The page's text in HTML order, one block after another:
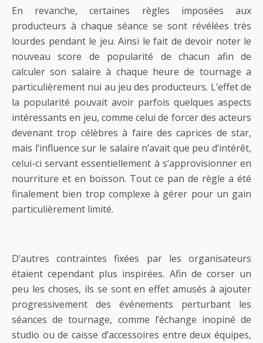
En revanche, certaines règles imposées aux
producteurs à chaque séance se sont révélées très
lourdes pendant le jeu. Ainsi le fait de devoir noter le
nouveau score de popularité de chacun afin de
calculer son salaire à chaque heure de tournage a
particulièrement nui au jeu des producteurs. L’effet de
la popularité pouvait avoir parfois quelques aspects
intéressants en jeu, comme celui de forcer des acteurs
devenant trop célèbres à faire des caprices de star,
mais l’influence sur le salaire n’avait que peu d’intérêt,
celui-ci servant essentiellement à s’approvisionner en
nourriture et en boisson. Tout ce pan de règle a été
finalement bien trop complexe à gérer pour un gain
particulièrement limité.
D’autres contraintes fixées par les organisateurs
étaient cependant plus inspirées. Afin de corser un
peu les choses, ils se sont en effet amusés à ajouter
progressivement des événements perturbant les
séances de tournage, comme l’échange inopiné de
studio ou de caisse d’accessoires entre deux équipes,